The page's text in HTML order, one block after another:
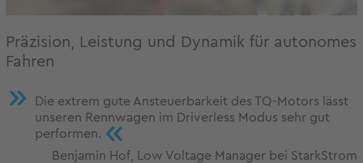
Präzision, Leistung und Dynamik für autonomes
Fahren
Die extrem gute Ansteuerbarkeit des TQ-Motors lässt
unseren Rennwagen im Driverless Modus sehr gut
performen. «
Benjamin Hof, Low Voltage Manager bei StarkStrom